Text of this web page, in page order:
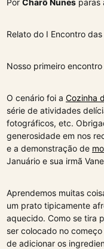
Por Charô Nunes paras
Relato do I Encontro
Nosso primeiro
O cenário foi a Cozinha
série de atividades
fotográficos, etc.
generosidade em nos
e a demonstração de
Januário e sua irmã
Aprendemos muitas
um prato tipicamente
aquecido. Como se tira
ser colocado no
de adicionar os